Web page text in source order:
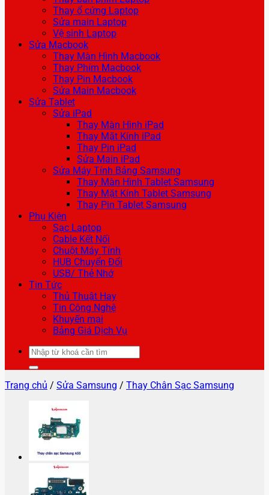
Thay ổ cứng Laptop
Sửa main Laptop
Vệ sinh Laptop
Sửa Macbook
Thay Màn Hình Macbook
Thay Phím Macbook
Thay Pin Macbook
Sửa Main Macbook
Sửa Tablet
Sửa iPad
Thay Màn Hình iPad
Thay Mặt Kính iPad
Thay Pin iPad
Sửa Main iPad
Sửa Máy Tính Bảng Samsung
Thay Màn Hình Tablet Samsung
Thay Mặt Kính Tablet Samsung
Thay Pin Tablet Samsung
Phụ Kiện
Sạc Laptop
Cable Kết Nối
Chuột Máy Tính
HUB Chuyển Đổi
USB/ Thẻ Nhớ
Tin Tức
Thủ Thuật Hay
Tin Công Nghệ
Khuyến mại
Bảng Giá Dịch Vụ
Tìm
kiếm:
Trang chủ / Sửa Samsung / Thay Chân Sạc Samsung